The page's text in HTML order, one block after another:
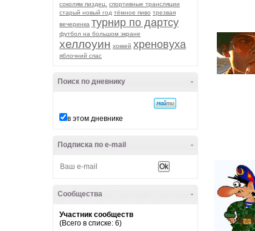
соколям пиздец.
спортивные трансляции
старый новый год тёмное пиво трезвая
вечеринка турнир по дартсу
футбол на большом экране
хеллоуин хоккей хреновуха
яблочний спас
-
Поиск по дневнику
в этом дневнике
-
Подписка по e-mail
-
Сообщества
Участник сообществ
(Всего в списке: 6)